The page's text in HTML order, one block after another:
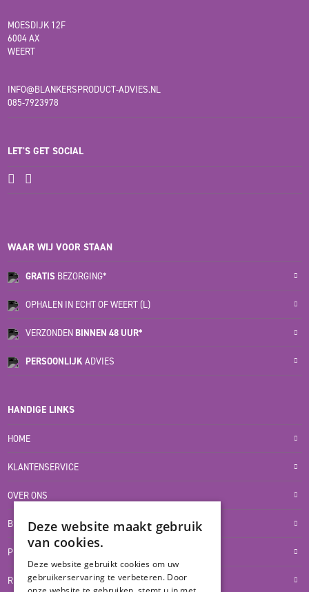
MOESDIJK 12F
6004 AX
WEERT
INFO@BLANKERSPRODUCT-ADVIES.NL
085-7923978
LET'S GET SOCIAL
WAAR WIJ VOOR STAAN
GRATIS BEZORGING*
OPHALEN IN ECHT OF WEERT (L)
VERZONDEN BINNEN 48 UUR*
PERSOONLIJKADVIES
HANDIGE LINKS
HOME
KLANTENSERVICE
OVER ONS
BLOG
PRIVACYVERKLARING
RETOUR- EN TERUGBETALINGSBELEID
Deze website maakt gebruik
van cookies.
Deze website gebruikt cookies om uw
gebruikerservaring te verbeteren. Door